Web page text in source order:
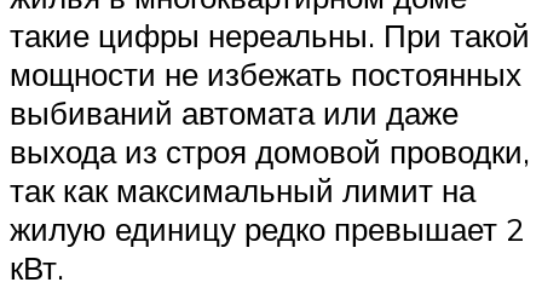
такие цифры нереальны. При такой
мощности не избежать постоянных
выбиваний автомата или даже
выхода из строя домовой проводки,
так как максимальный лимит на
жилую единицу редко превышает 2
кВт.